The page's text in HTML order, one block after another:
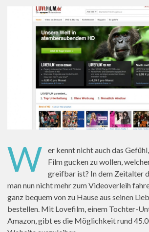
W
er kennt nicht auch das
Film gucken zu wollen,
greifbar ist? In dem Zeitalter
man nun nicht mehr zum Videoverleih
ganz bequem von zu Hause aus seinen
bestellen. Mit Lovefilm, einem Tochter-
Amazon, gibt es die Möglichkeit rund